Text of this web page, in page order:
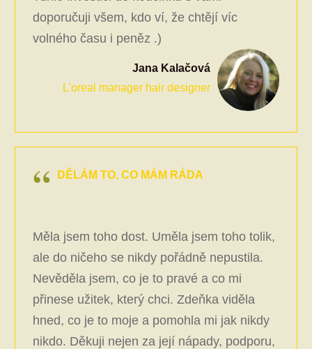
doporučuji všem, kdo ví, že chtějí víc
volného času i peněz .)
Jana Kalačová
L'oreal manager hair designer
DĚLÁM TO, CO MÁM RÁDA
Měla jsem toho dost. Uměla jsem toho tolik,
ale do ničeho se nikdy pořádně nepustila.
Nevěděla jsem, co je to pravé a co mi
přinese užitek, který chci. Zdeňka viděla
hned, co je to moje a pomohla mi jak nikdy
nikdo. Děkuji nejen za její nápady, podporu,